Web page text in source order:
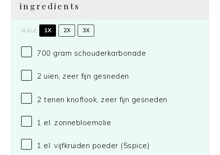
ingredients
SCALE 1X 2X 3X
700 gram schouderkarbonade
2 uien, zeer fijn gesneden
2 tenen knoflook, zeer fijn gesneden
1 el. zonnebloemolie
1 el. vijfkruiden poeder (5spice)